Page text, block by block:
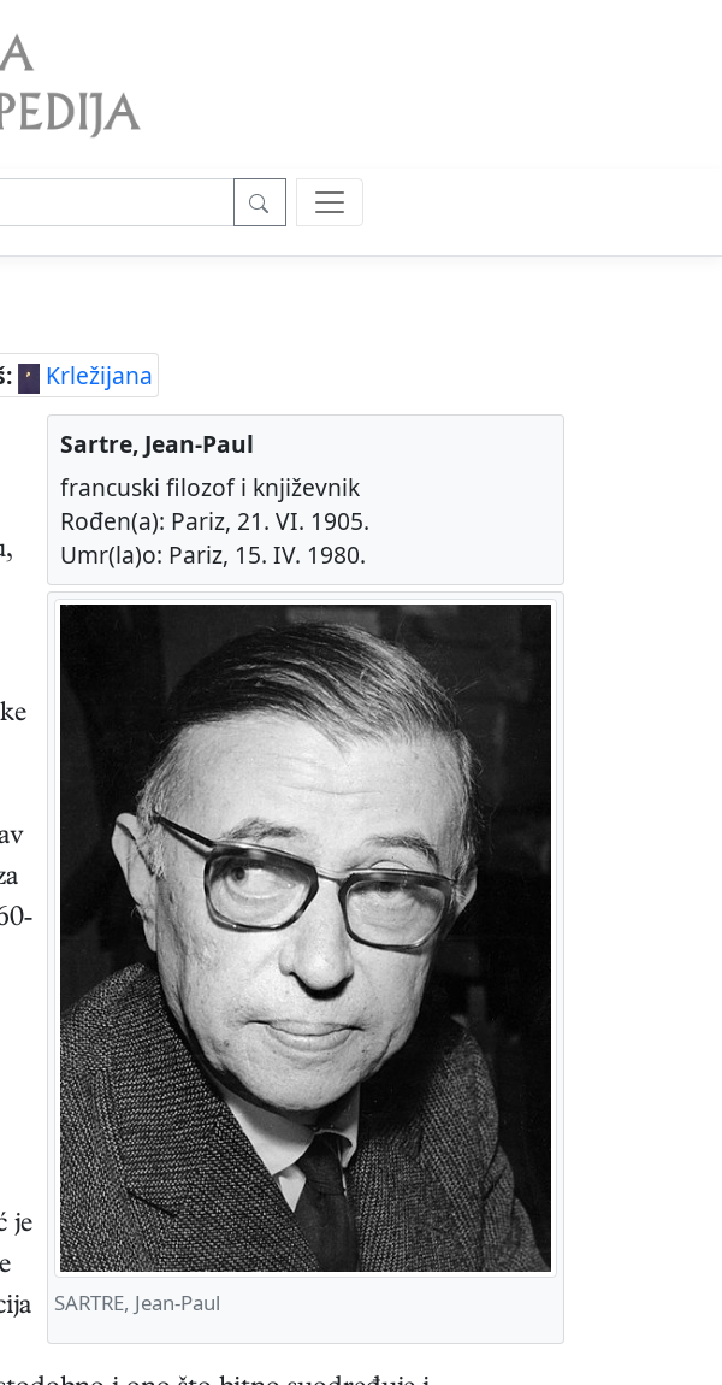
Krležijana
Sartre, Jean-Paul
francuski filozof i književnik
Rođen(a): Pariz, 21. VI. 1905.
Umr(la)o: Pariz, 15. IV. 1980.
SARTRE, Jean-Paul
je